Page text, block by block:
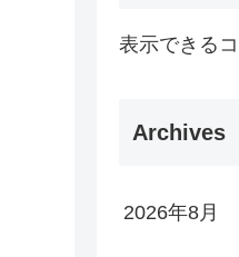
表示できる
Archives
2026年8月